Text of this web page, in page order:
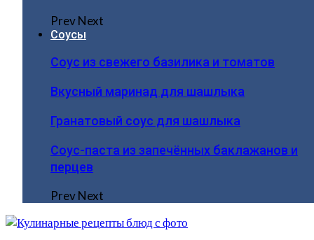
PrevNext
Соусы
Соус из свежего базилика и томатов
Вкусный маринад для шашлыка
Гранатовый соус для шашлыка
Соус-паста из запечённых баклажанов и
перцев
PrevNext